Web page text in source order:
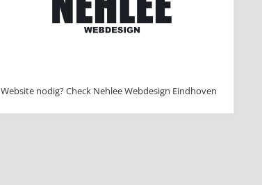
Website nodig? Check Nehlee Webdesign Eindhoven